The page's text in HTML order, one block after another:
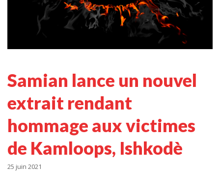
Samian lance un nouvel
extrait rendant
hommage aux victimes
de Kamloops, Ishkodè
25 juin 2021